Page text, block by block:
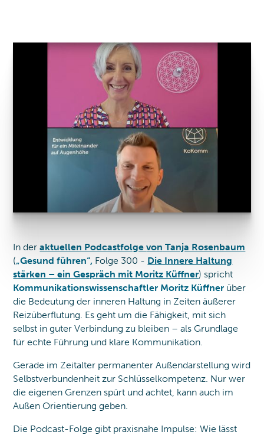
In deraktuellen Podcastfolgevon Tanja Rosenbaum
(„Gesund führen“, Folge 300 - Die Innere Haltung
stärken – ein Gespräch mit Moritz Küffner) spricht
Kommunikationswissenschaftler Moritz Küffner über
die Bedeutung der inneren Haltung in Zeiten äußerer
Reizüberflutung. Es geht um die Fähigkeit, mit sich
selbst in guter Verbindung zu bleiben – als Grundlage
für echte Führung und klare Kommunikation.
Gerade im Zeitalter permanenter Außendarstellung wird
Selbstverbundenheit zur Schlüsselkompetenz. Nur wer
die eigenen Grenzen spürt und achtet, kann auch im
Außen Orientierung geben.
Die Podcast-Folge gibt praxisnahe Impulse: Wie lässt